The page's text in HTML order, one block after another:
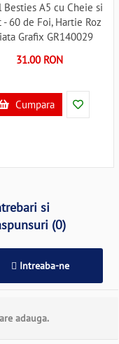
Besties A5 cu Cheie si
- 60 de Foi, Hartie Roz
Grafix GR140029
31.00 RON
Cumpara
si
(0)
Intreaba-ne
adauga.